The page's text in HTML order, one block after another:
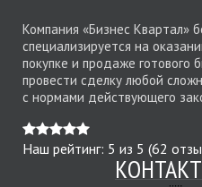
Компания «Бизнес Квартал»
специализируется на
покупке и продаже готового
провести сделку любой
с нормами действующего
Наш рейтинг: 5 из 5 (62